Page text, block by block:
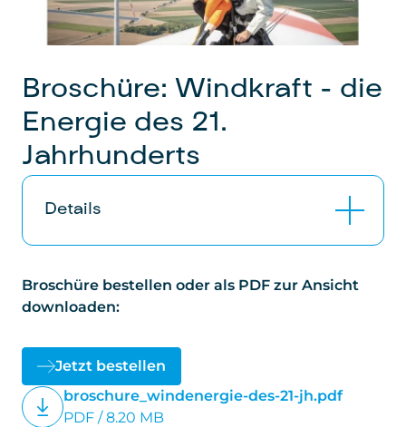
Broschüre: Windkraft – die
Energie des 21.
Jahrhunderts
Details
Informationsbroschüre "Windkraft" –
Ausgabe Juni 2023: Die 32-seitige (A5-
Windkraft. Mit aktuellen Zahlen und schön
gestaltetem Inhalt beantwortet diese
Broschüre häufig gestellte Fragen.
Broschüre bestellen oder als PDF zur Ansicht
downloaden:
Jetzt bestellen
broschure_windenergie-des-21-jh.pdf
PDF / 8.20 MB